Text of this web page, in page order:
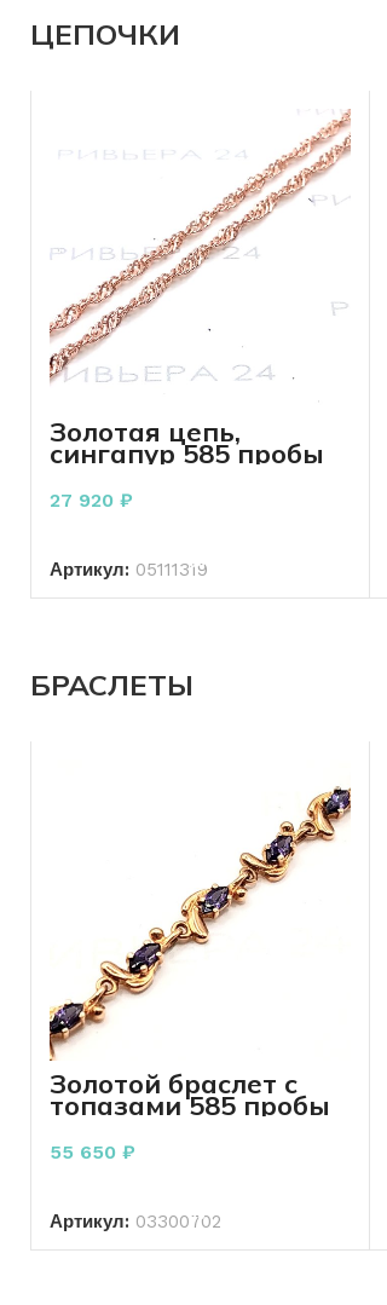
ЦЕПОЧКИ
Золотая цепь,
сингапур 585 пробы
3.49 грамма
27 920 ₽
Артикул: 05111319
БРАСЛЕТЫ
Золотой браслет с
топазами 585 пробы
7.95 грамм 17 см.
55 650 ₽
Артикул: 03300702